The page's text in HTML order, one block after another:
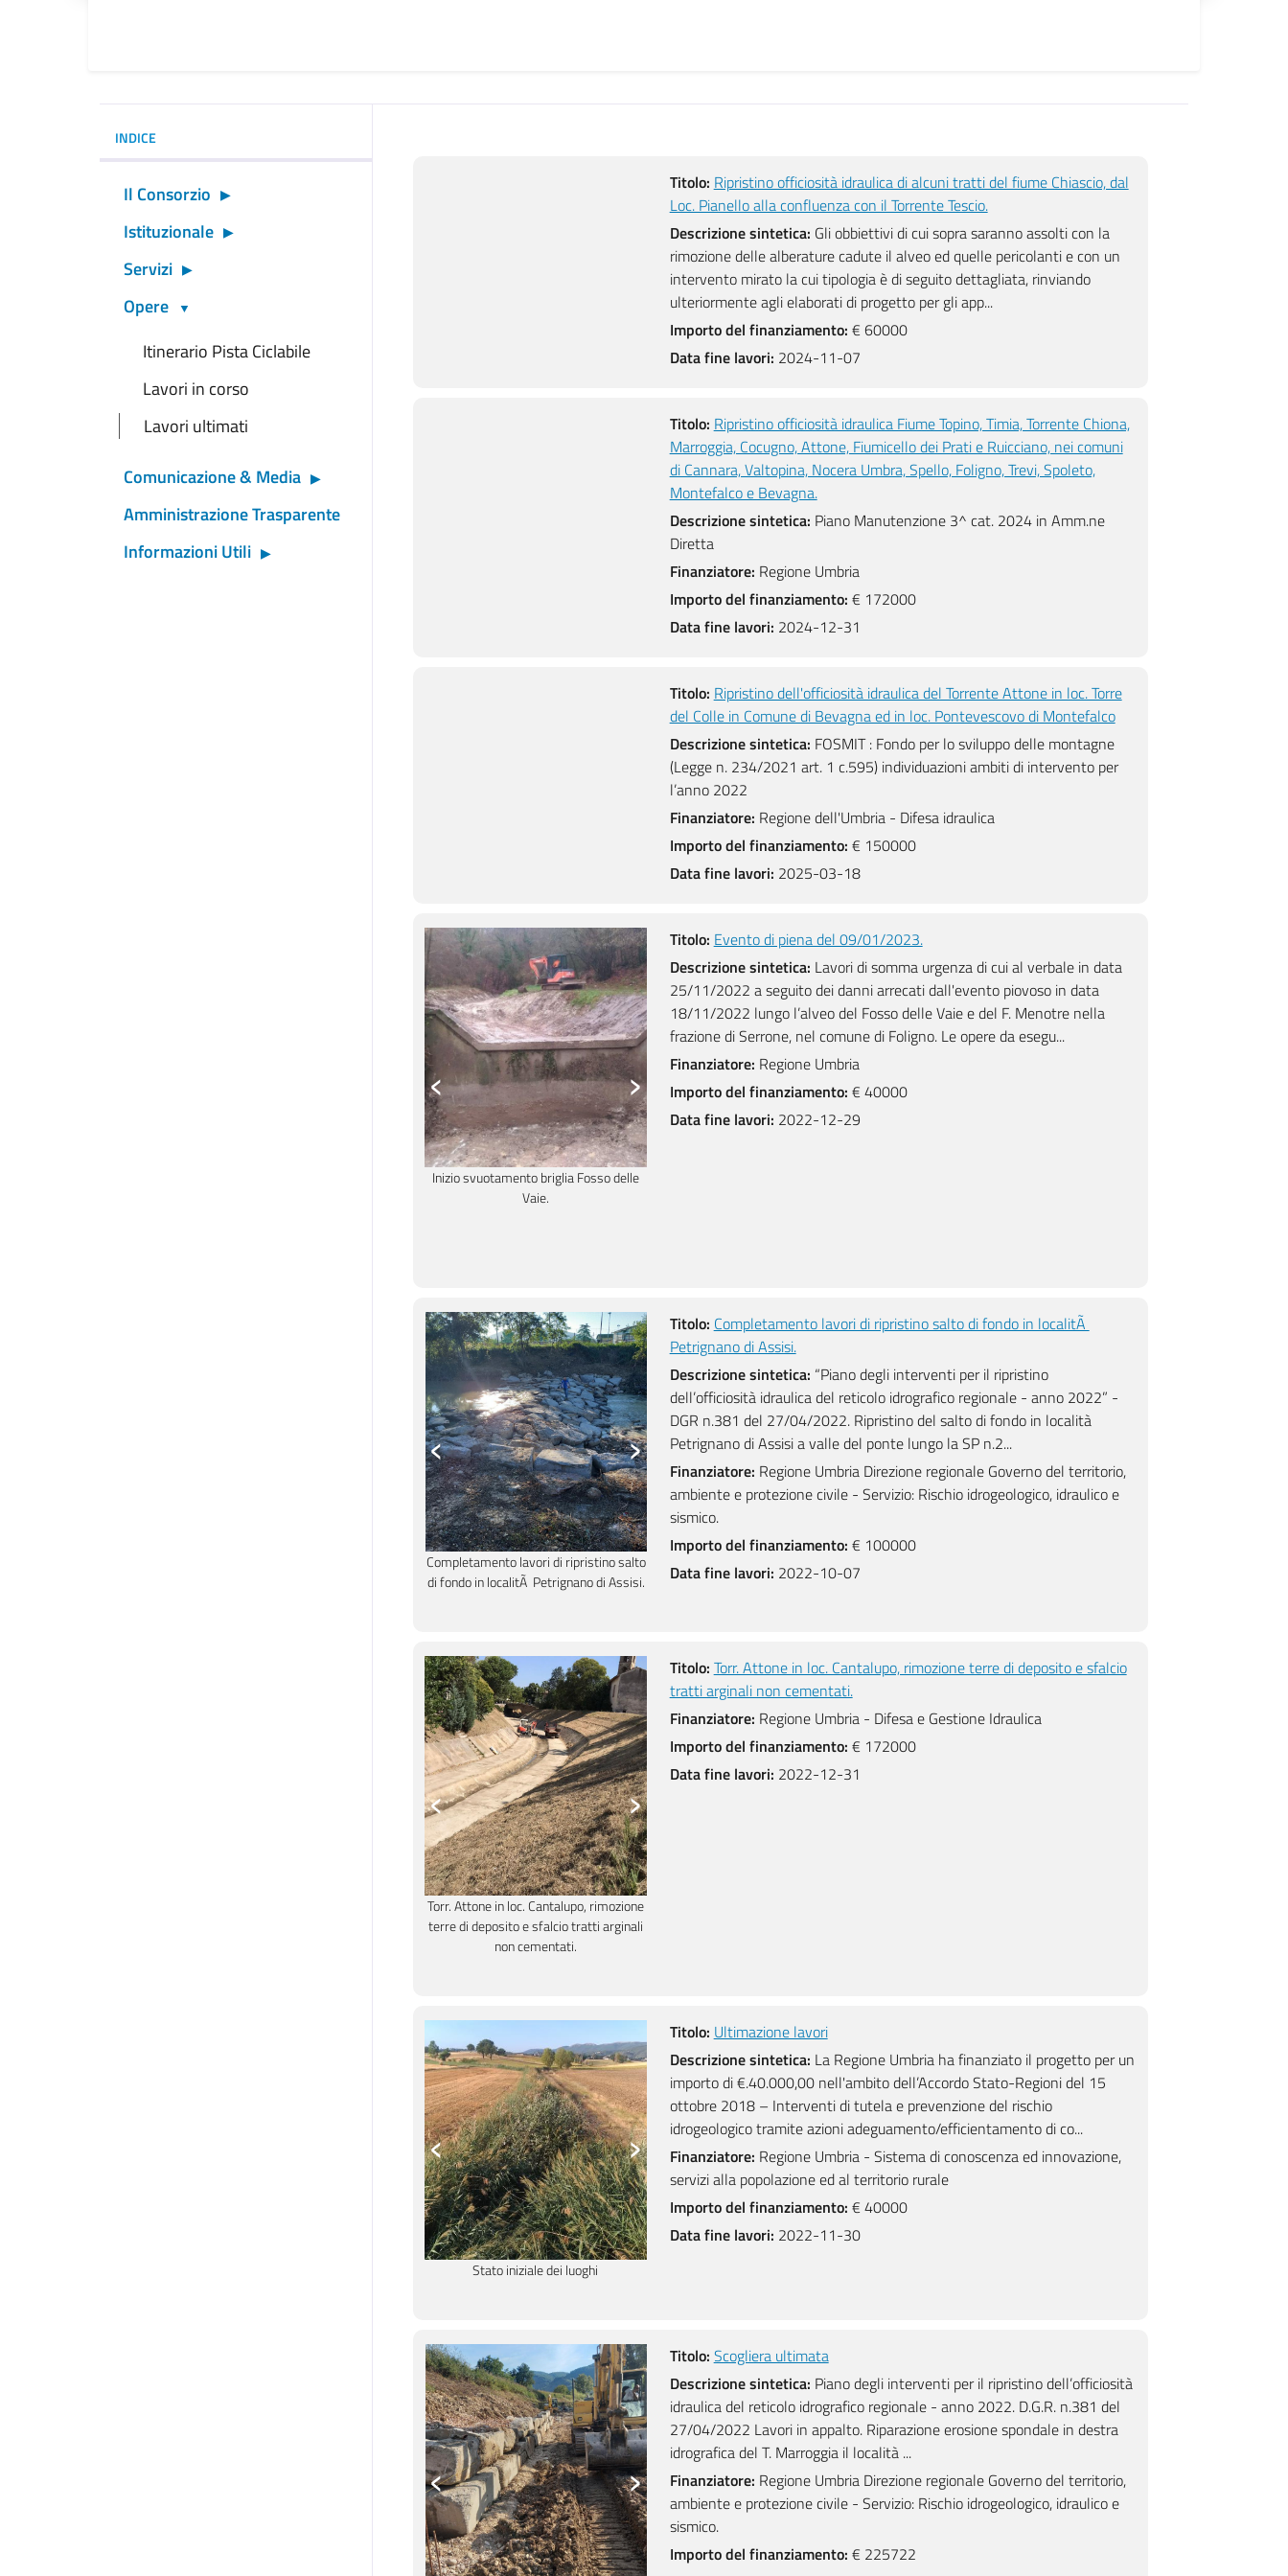
INDICE
Il Consorzio
Istituzionale
Servizi
Opere
Itinerario Pista Ciclabile
Lavori in corso
Lavori ultimati
Comunicazione & Media
Amministrazione Trasparente
Informazioni Utili
Titolo: Ripristino officiosità idraulica di alcuni tratti del fiume Chiascio, dal
Loc. Pianello alla confluenza con il Torrente Tescio.
Descrizione sintetica: Gli obbiettivi di cui sopra saranno assolti con la
rimozione delle alberature cadute il alveo ed quelle pericolanti e con un
intervento mirato la cui tipologia è di seguito dettagliata, rinviando
ulteriormente agli elaborati di progetto per gli app...
Importo del finanziamento: € 60000
Data fine lavori: 2024-11-07
Titolo: Ripristino officiosità idraulica Fiume Topino, Timia, Torrente Chiona,
Marroggia, Cocugno, Attone, Fiumicello dei Prati e Ruicciano, nei comuni
di Cannara, Valtopina, Nocera Umbra, Spello, Foligno, Trevi, Spoleto,
Montefalco e Bevagna.
Descrizione sintetica: Piano Manutenzione 3^ cat. 2024 in Amm.ne
Diretta
Finanziatore: Regione Umbria
Importo del finanziamento: € 172000
Data fine lavori: 2024-12-31
Titolo: Ripristino dell'officiosità idraulica del Torrente Attone in loc. Torre
del Colle in Comune di Bevagna ed in loc. Pontevescovo di Montefalco
Descrizione sintetica: FOSMIT : Fondo per lo sviluppo delle montagne
(Legge n. 234/2021 art. 1 c.595) individuazioni ambiti di intervento per
l’anno 2022
Finanziatore: Regione dell'Umbria - Difesa idraulica
Importo del finanziamento: € 150000
Data fine lavori: 2025-03-18
Inizio svuotamento briglia Fosso delle
Vaie.
‹ ›
Titolo: Evento di piena del 09/01/2023.
Descrizione sintetica: Lavori di somma urgenza di cui al verbale in data
25/11/2022 a seguito dei danni arrecati dall'evento piovoso in data
18/11/2022 lungo l’alveo del Fosso delle Vaie e del F. Menotre nella
frazione di Serrone, nel comune di Foligno. Le opere da esegu...
Finanziatore: Regione Umbria
Importo del finanziamento: € 40000
Data fine lavori: 2022-12-29
Completamento lavori di ripristino salto
di fondo in localitÃ Petrignano di Assisi.
Petrignano di Assisi.
‹ ›
Titolo: Completamento lavori di ripristino salto di fondo in localitÃ
Petrignano di Assisi.
Descrizione sintetica: “Piano degli interventi per il ripristino
dell’officiosità idraulica del reticolo idrografico regionale - anno 2022” -
DGR n.381 del 27/04/2022. Ripristino del salto di fondo in località
Petrignano di Assisi a valle del ponte lungo la SP n.2...
Finanziatore: Regione Umbria Direzione regionale Governo del territorio,
ambiente e protezione civile - Servizio: Rischio idrogeologico, idraulico e
sismico.
Importo del finanziamento: € 100000
Data fine lavori: 2022-10-07
Torr. Attone in loc. Cantalupo, rimozione
terre di deposito e sfalcio tratti arginali
non cementati.
‹ ›
Titolo: Torr. Attone in loc. Cantalupo, rimozione terre di deposito e sfalcio
tratti arginali non cementati.
Finanziatore: Regione Umbria - Difesa e Gestione Idraulica
Importo del finanziamento: € 172000
Data fine lavori: 2022-12-31
Stato iniziale dei luoghi
‹ ›
Titolo: Ultimazione lavori
Descrizione sintetica: La Regione Umbria ha finanziato il progetto per un
importo di €.40.000,00 nell'ambito dell’Accordo Stato-Regioni del 15
ottobre 2018 – Interventi di tutela e prevenzione del rischio
idrogeologico tramite azioni adeguamento/efficientamento di co...
Finanziatore: Regione Umbria - Sistema di conoscenza ed innovazione,
servizi alla popolazione ed al territorio rurale
Importo del finanziamento: € 40000
Data fine lavori: 2022-11-30
‹ ›
Titolo: Scogliera ultimata
Descrizione sintetica: Piano degli interventi per il ripristino dell’officiosità
idraulica del reticolo idrografico regionale - anno 2022. D.G.R. n.381 del
27/04/2022 Lavori in appalto. Riparazione erosione spondale in destra
idrografica del T. Marroggia il località ...
Finanziatore: Regione Umbria Direzione regionale Governo del territorio,
ambiente e protezione civile - Servizio: Rischio idrogeologico, idraulico e
sismico.
Importo del finanziamento: € 225722